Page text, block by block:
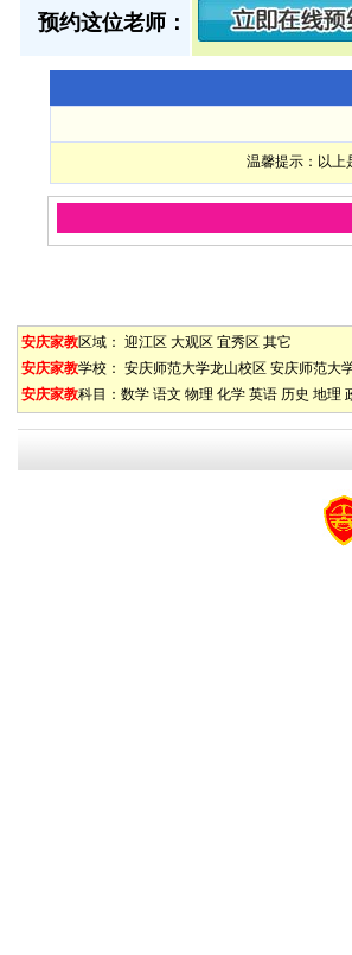
预约这位老师：
温馨提示：以上
安庆家教区域： 迎江区 大观区 宜秀区 其它
安庆家教学校： 安庆师范大学龙山校区 安庆师范大
安庆家教科目： 数学 语文 物理 化学 英语 历史 地理